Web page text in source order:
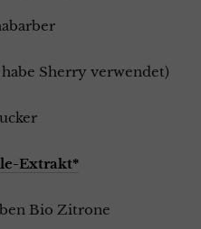
Sherry verwendet)
Extrakt*
Bio Zitrone